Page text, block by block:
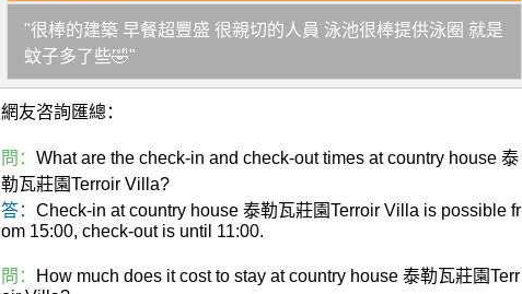
"很棒的建築 早餐超豐盛 很親切的人員 泳池很棒提供泳圈 就是
蚊子多了些🤣"
網友咨詢匯總：
問： What are the check-in and check-out times at country house 泰
勒瓦莊園Terroir Villa?
答： Check-in at country house 泰勒瓦莊園Terroir Villa is possible fr
om 15:00, check-out is until 11:00.
問：
How much does it cost to stay at country house 泰勒瓦莊園Terr